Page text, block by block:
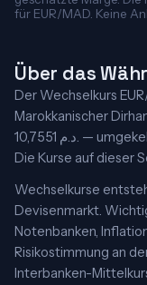
für EUR/MAD. Keine
Über das
Der Wechselkurs
Marokkanischer
10,7551 د.م. — umgekehrt entspricht das 0,092979 € je Einheit.
Die Kurse auf dieser
Wechselkurse
Devisenmarkt.
Notenbanken,
Risikostimmung an
Interbanken-